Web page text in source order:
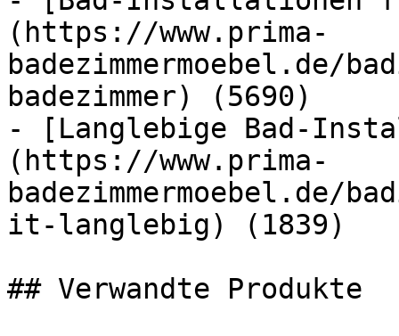
(https://www.prima-
badezimmer) (5690)
- [Langlebige Bad-
(https://www.prima-
badezimmermoebel.de/
it-langlebig) (1839)
## Verwandte Produkte